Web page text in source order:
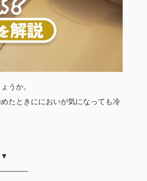
うか。
たときににおいが気になっても冷
▼